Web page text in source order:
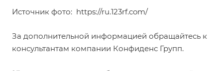
Источник фото: https://ru.123rf.com/
За дополнительной информацией обращайтесь к
консультантам компании Конфиденс Групп.